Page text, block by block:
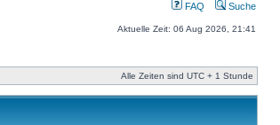
FAQ Suche
Aktuelle Zeit: 06 Aug 2026, 21:41
Alle Zeiten sind UTC + 1 Stunde